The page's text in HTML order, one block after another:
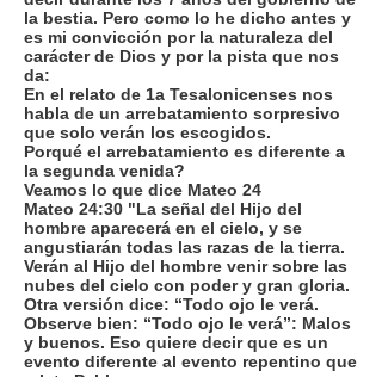
la bestia. Pero como lo he dicho antes y
es mi convicción por la naturaleza del
carácter de Dios y por la pista que nos
da:
En el relato de 1a Tesalonicenses nos
habla de un arrebatamiento sorpresivo
que solo verán los escogidos.
Porqué el arrebatamiento es diferente a
la segunda venida?
Veamos lo que dice Mateo 24
Mateo 24:30 "La señal del Hijo del
hombre aparecerá en el cielo, y se
angustiarán todas las razas de la tierra.
Verán al Hijo del hombre venir sobre las
nubes del cielo con poder y gran gloria.
Otra versión dice: “Todo ojo le verá.
Observe bien: “Todo ojo le verá”: Malos
y buenos. Eso quiere decir que es un
evento diferente al evento repentino que